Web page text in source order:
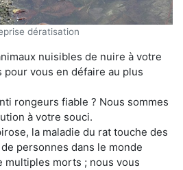
dératisation
nuisibles de nuire à votre
vous en défaire au plus
rongeurs fiable ? Nous sommes
à votre souci.
la maladie du rat touche des
personnes dans le monde
multiples morts ; nous vous